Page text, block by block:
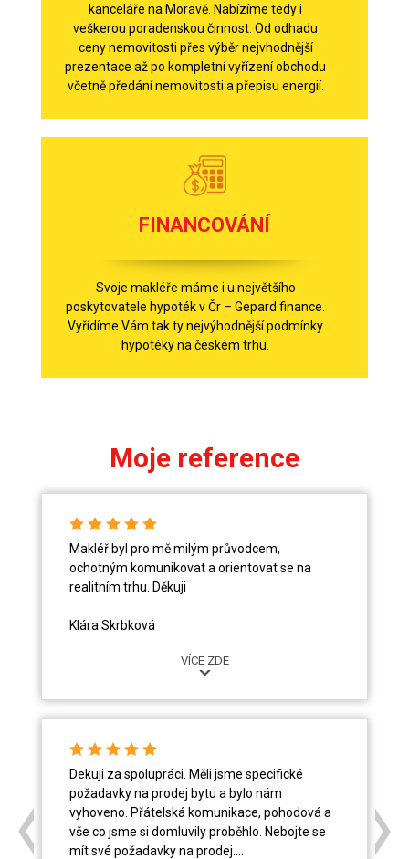
kanceláře na Moravě. Nabízíme tedy i
veškerou poradenskou činnost. Od odhadu
ceny nemovitosti přes výběr nejvhodnější
prezentace až po kompletní vyřízení obchodu
včetně předání nemovitosti a přepisu energií.
FINANCOVÁNÍ
Svoje makléře máme i u největšího
poskytovatele hypoték v Čr – Gepard finance.
Vyřídíme Vám tak ty nejvýhodnější podmínky
hypotéky na českém trhu.
Moje reference
Makléř byl pro mě milým průvodcem,
ochotným komunikovat a orientovat se na
realitním trhu. Děkuji
Klára Skrbková
VÍCE ZDE
Dekuji za spolupráci. Měli jsme specifické
požadavky na prodej bytu a bylo nám
vyhoveno. Přátelská komunikace, pohodová a
vše co jsme si domluvily proběhlo. Nebojte se
mít své požadavky na prodej.